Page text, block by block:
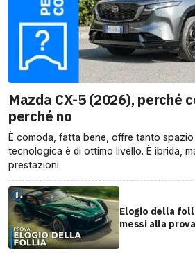
Mazda CX-5 (2026), perché
perché no
È comoda, fatta bene, offre tanto
tecnologica è di ottimo livello. È ibrida,
prestazioni
Elogio della
messi alla prova